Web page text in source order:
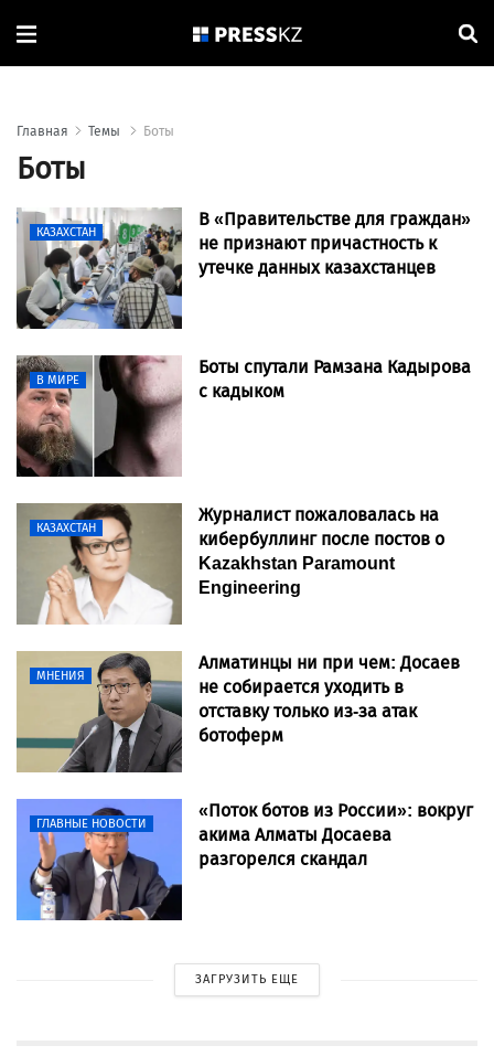
Главная Темы Боты
Боты
КАЗАХСТАН
В «Правительстве для граждан»
не признают причастность к
утечке данных казахстанцев
В МИРЕ
Боты спутали Рамзана Кадырова
с кадыком
КАЗАХСТАН
Журналист пожаловалась на
кибербуллинг после постов о
Kazakhstan Paramount
Engineering
МНЕНИЯ
Алматинцы ни при чем: Досаев
не собирается уходить в
отставку только из-за атак
ботоферм
ГЛАВНЫЕ НОВОСТИ
«Поток ботов из России»: вокруг
акима Алматы Досаева
разгорелся скандал
ЗАГРУЗИТЬ ЕЩЕ